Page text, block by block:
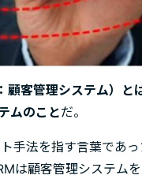
客管理システム）と
ムのことだ。
手法を指す言葉であ
は顧客管理システム